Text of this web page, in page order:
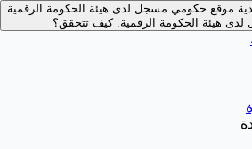
موقع حكومي مسجل لدى هيئة الحكومة الرقمية.
هيئة الحكومة الرقمية.كيف تتحقق؟